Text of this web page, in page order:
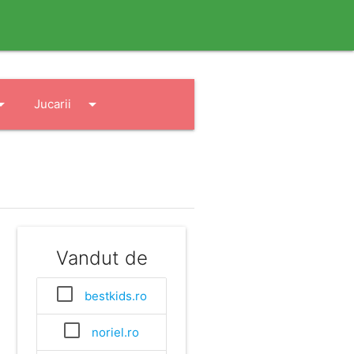
Jucarii arrow_drop_down
Vandut de
bestkids.ro
noriel.ro